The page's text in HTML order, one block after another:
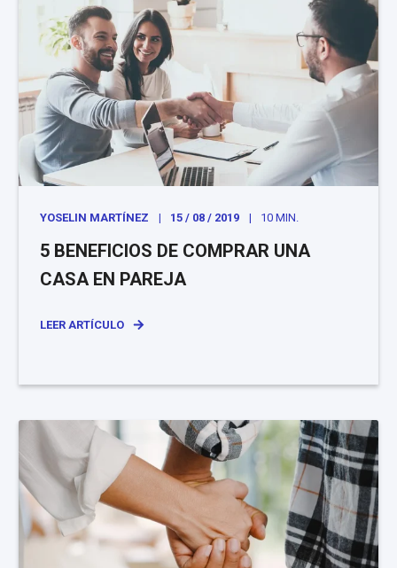
YOSELIN MARTÍNEZ 15 / 08 / 2019 10 MIN.
5 BENEFICIOS DE COMPRAR UNA
CASA EN PAREJA
LEER ARTÍCULO